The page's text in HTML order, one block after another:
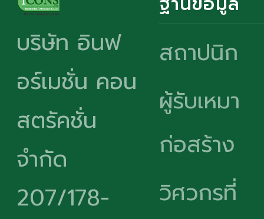
บริษัท อินฟ
อร์เมชั่น คอน
สตรัคชั่น
จำกัด
207/178-
สถาปนิก
ผู้รับเหมา
ก่อสร้าง
วิศวกรที่